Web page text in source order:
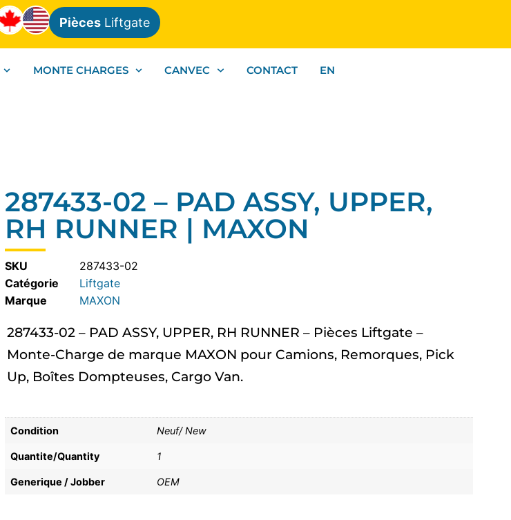
Pièces Liftgate
MONTE CHARGES CANVEC CONTACT EN
287433-02 – PAD ASSY, UPPER,
RH RUNNER | MAXON
SKU
287433-02
Catégorie
Liftgate
MAXON
287433-02 – PAD ASSY, UPPER, RH RUNNER – Pièces Liftgate –
Monte-Charge de marque MAXON pour Camions, Remorques, Pick
Up, Boîtes Dompteuses, Cargo Van.
Condition Neuf/ New
Quantite/Quantity 1
Generique / Jobber OEM